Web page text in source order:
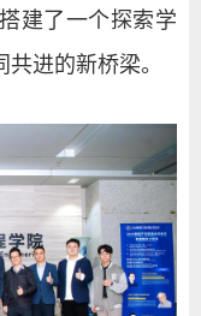
建了一个探索学
进的新桥梁。